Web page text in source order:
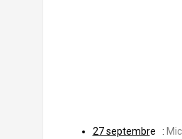
27 septembre :